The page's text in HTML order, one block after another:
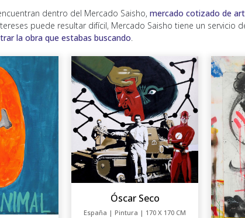
dentro del Mercado Saisho, mercado cotizado de
puede resultar difícil, Mercado Saisho tiene un
la obra que estabas buscando.
Óscar Seco
España | Pintura | 170 X 170 CM